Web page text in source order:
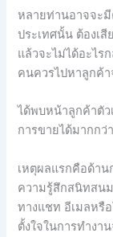
หลายท่านอาจจะมี
ประเทศนั้น ต้องเสี
แล้วจะไม่ได้อะไ
คนควรไปหาลูกค้
ได้พบหน้าลูกค้าตั
การขายได้มากกว่า
เหตุผลแรกคือด้าน
ความรู้สึกสนิทสน
ทางแชท อีเมลหรื
ตั้งใจในการทำงา